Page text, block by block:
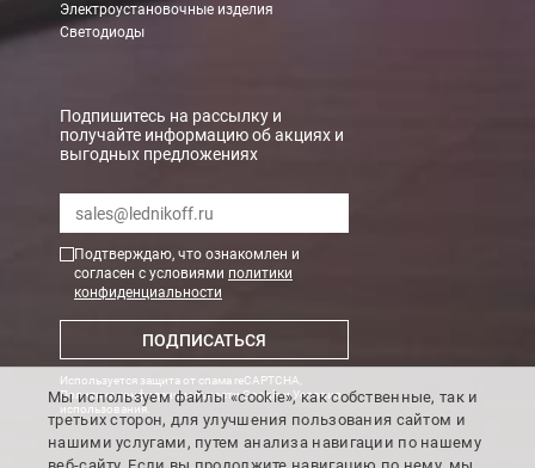
Электроустановочные изделия
Светодиоды
Подпишитесь на рассылку и
получайте информацию об акциях и
выгодных предложениях
Подтверждаю, что ознакомлен и
согласен с условиями политики
конфиденциальности
ПОДПИСАТЬСЯ
Используется защита от спама reCAPTCHA,
Политика конфиденциальности GoogleиУсловия
использования
Мы используем файлы «cookie», как собственные, так и
третьих сторон, для улучшения пользования сайтом и
нашими услугами, путем анализа навигации по нашему